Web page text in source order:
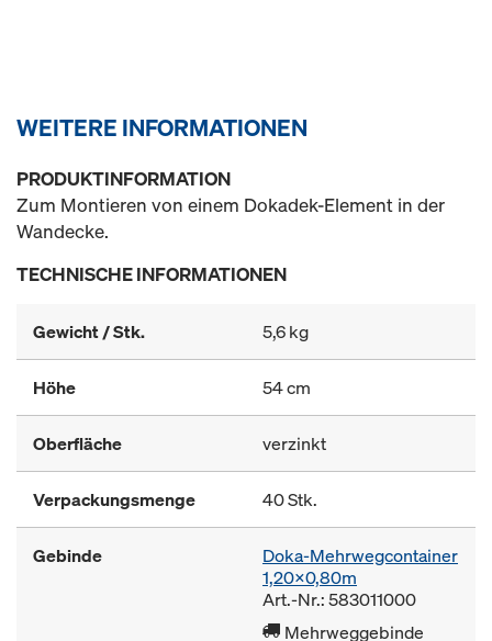
WEITERE INFORMATIONEN
PRODUKTINFORMATION
Zum Montieren von einem Dokadek-Element in der
Wandecke.
TECHNISCHE INFORMATIONEN
Gewicht / Stk. 5,6 kg
Höhe 54 cm
Oberfläche verzinkt
Verpackungsmenge 40 Stk.
Gebinde
Doka-Mehrwegcontainer
1,20x0,80m
Art.-Nr.: 583011000
Mehrweggebinde